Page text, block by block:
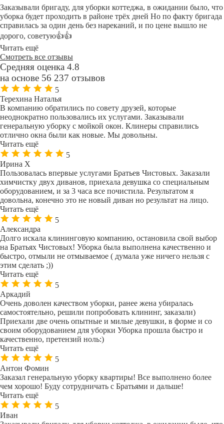
Заказывали бригаду, для уборки коттеджа, в ожидании было, что
уборка будет проходить в районе трёх дней Но по факту бригада
справилась за один день без нареканий, и по цене вышло не
дорого, советую👍👍
Читать ещё
Смотреть все отзывы
Средняя оценка 4.8
на основе 56 237 отзывов
5
Терехина Наталья
В компанию обратились по совету друзей, которые
неоднократно пользовались их услугами. Заказывали
генеральную уборку с мойкой окон. Клинеры справились
отлично окна были как новые. Мы довольны.
Читать ещё
5
Ирина Х
Пользовалась впервые услугами Братьев Чистовых. Заказали
химчистку двух диванов, приехала девушка со специальным
оборудованием, и за 3 часа все почистила. Результатом я
довольна, конечно это не новый диван но результат на лицо.
Читать ещё
5
Александра
Долго искала клининговую компанию, остановила свой выбор
на Братьях Чистовых! Уборка была выполнена качественно и
быстро, отмыли не отмываемое ( думала уже ничего нельзя с
этим сделать ;))
Читать ещё
5
Аркадий
Очень доволен качеством уборки, ранее жена убиралась
самостоятельно, решили попробовать клининг, заказали)
Приехали две очень опытные и милые девушки, в форме и со
своим оборудованием для уборки Уборка прошла быстро и
качественно, претензий ноль:)
Читать ещё
5
Антон Фомин
Заказал генеральную уборку квартиры! Все выполнено более
чем хорошо! Буду сотрудничать с Братьями и дальше!
Читать ещё
5
Иван